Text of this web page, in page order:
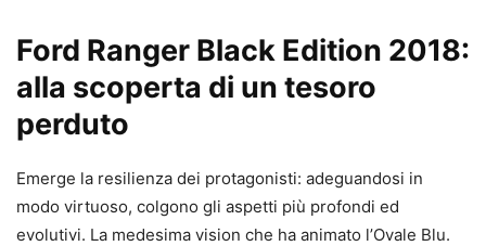
Ford Ranger Black Edition 2018:
alla scoperta di un tesoro
perduto
Emerge la resilienza dei protagonisti: adeguandosi in
modo virtuoso, colgono gli aspetti più profondi ed
evolutivi. La medesima vision che ha animato l’Ovale Blu.